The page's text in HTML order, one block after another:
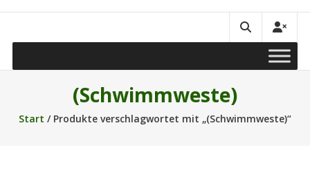
(Schwimmweste)
Start / Produkte verschlagwortet mit „(Schwimmweste)“